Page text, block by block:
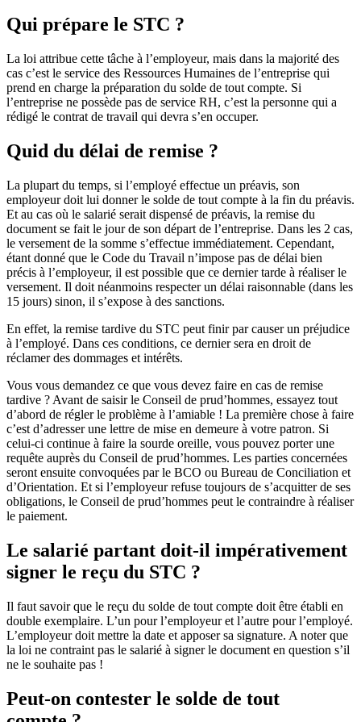
Qui prépare le STC ?
La loi attribue cette tâche à l’employeur, mais dans la majorité des
cas c’est le service des Ressources Humaines de l’entreprise qui
prend en charge la préparation du solde de tout compte. Si
l’entreprise ne possède pas de service RH, c’est la personne qui a
rédigé le contrat de travail qui devra s’en occuper.
Quid du délai de remise ?
La plupart du temps, si l’employé effectue un préavis, son
employeur doit lui donner le solde de tout compte à la fin du préavis.
Et au cas où le salarié serait dispensé de préavis, la remise du
document se fait le jour de son départ de l’entreprise. Dans les 2 cas,
le versement de la somme s’effectue immédiatement. Cependant,
étant donné que le Code du Travail n’impose pas de délai bien
précis à l’employeur, il est possible que ce dernier tarde à réaliser le
versement. Il doit néanmoins respecter un délai raisonnable (dans les
15 jours) sinon, il s’expose à des sanctions.
En effet, la remise tardive du STC peut finir par causer un préjudice
à l’employé. Dans ces conditions, ce dernier sera en droit de
réclamer des dommages et intérêts.
Vous vous demandez ce que vous devez faire en cas de remise
tardive ? Avant de saisir le Conseil de prud’hommes, essayez tout
d’abord de régler le problème à l’amiable ! La première chose à faire
c’est d’adresser une lettre de mise en demeure à votre patron. Si
celui-ci continue à faire la sourde oreille, vous pouvez porter une
requête auprès du Conseil de prud’hommes. Les parties concernées
seront ensuite convoquées par le BCO ou Bureau de Conciliation et
d’Orientation. Et si l’employeur refuse toujours de s’acquitter de ses
obligations, le Conseil de prud’hommes peut le contraindre à réaliser
le paiement.
Le salarié partant doit-il impérativement
signer le reçu du STC ?
Il faut savoir que le reçu du solde de tout compte doit être établi en
double exemplaire. L’un pour l’employeur et l’autre pour l’employé.
L’employeur doit mettre la date et apposer sa signature. A noter que
la loi ne contraint pas le salarié à signer le document en question s’il
ne le souhaite pas !
Peut-on contester le solde de tout